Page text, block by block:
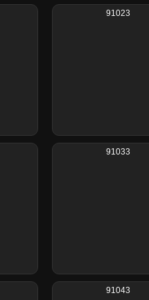
91023
91033
91043